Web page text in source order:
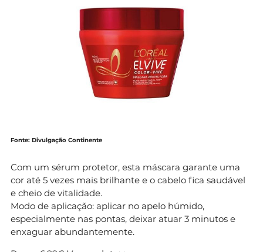
Fonte: Divulgação Continente
Com um sérum protetor, esta máscara garante uma
cor até 5 vezes mais brilhante e o cabelo fica saudável
e cheio de vitalidade.
Modo de aplicação: aplicar no apelo húmido,
especialmente nas pontas, deixar atuar 3 minutos e
enxaguar abundantemente.